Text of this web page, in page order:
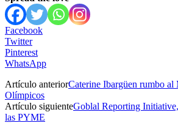
Facebook
Twitter
Pinterest
WhatsApp
Artículo anteriorCaterine Ibargüen rumbo al
Olímpicos
Artículo siguienteGoblal Reporting
las PYME